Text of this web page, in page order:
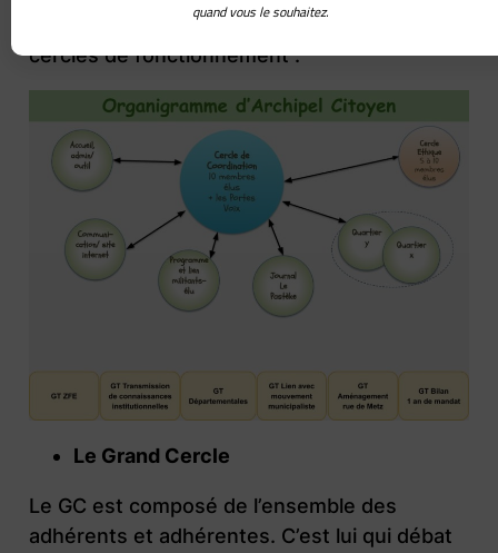
Autour de ces trois cercles sont articulés les
cercles de fonctionnement :
Le Grand Cercle
Le GC est composé de l’ensemble des
adhérents et adhérentes. C’est lui qui débat
quand vous le souhaitez.